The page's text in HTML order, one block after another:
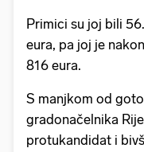
Primici su joj bili
eura, pa joj je
816 eura.
S manjkom od
gradonačelnika
protukandidat i